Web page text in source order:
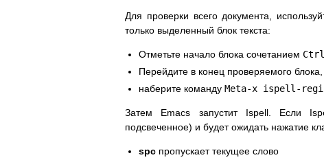
Для проверки всего документа,
только выделенный блок текста:
Отметьте начало блока сочетанием
Перейдите в конец проверяемого блока,
наберите команду Meta-x ispell-
Затем Emacs запустит Ispell. Если
подсвеченное) и будет ожидать нажатие
spc пропускает текущее слово